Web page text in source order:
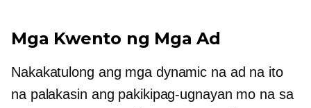
Mga Kwento ng Mga Ad
Nakakatulong ang mga dynamic na ad na ito
na palakasin ang pakikipag-ugnayan mo na sa